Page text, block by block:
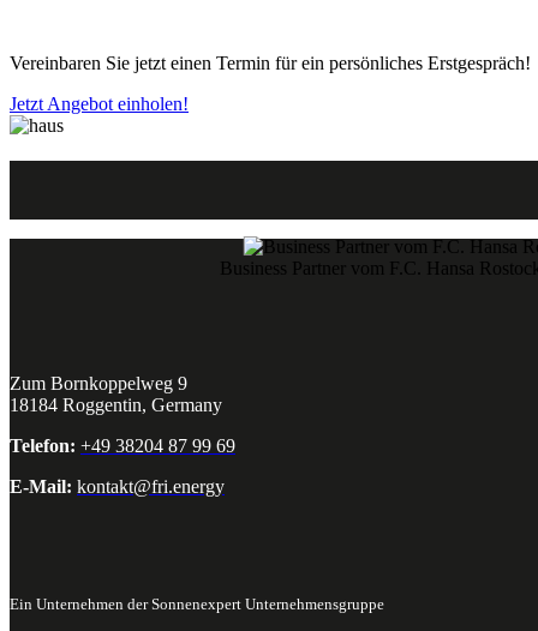
Vereinbaren Sie jetzt einen Termin für ein persönliches Erstgespräch!
Jetzt Angebot einholen!
Business Partner vom F.C. Hansa
Zum Bornkoppelweg 9
18184 Roggentin, Germany
Telefon: +49 38204 87 99 69
E-Mail: kontakt@fri.energy
Ein Unternehmen der Sonnenexpert Unternehmensgruppe